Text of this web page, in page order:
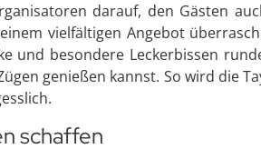
darauf, den Gästen
vielfältigen Angebot
und besondere Leckerbissen
genießen kannst. So wird die
schaffen